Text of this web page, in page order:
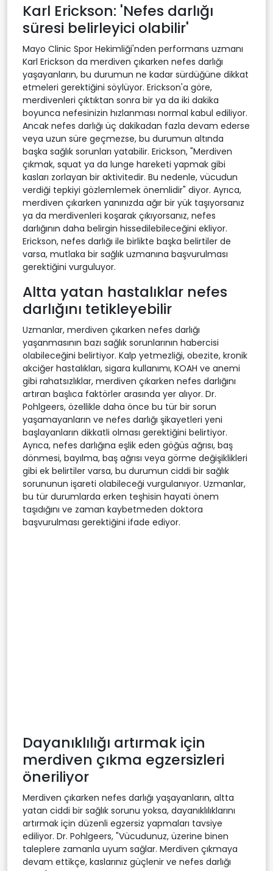
Karl Erickson: 'Nefes darlığı
süresi belirleyici olabilir'
Mayo Clinic Spor Hekimliği'nden performans uzmanı
Karl Erickson da merdiven çıkarken nefes darlığı
yaşayanların, bu durumun ne kadar sürdüğüne dikkat
etmeleri gerektiğini söylüyor. Erickson'a göre,
merdivenleri çıktıktan sonra bir ya da iki dakika
boyunca nefesinizin hızlanması normal kabul ediliyor.
Ancak nefes darlığı üç dakikadan fazla devam ederse
veya uzun süre geçmezse, bu durumun altında
başka sağlık sorunları yatabilir. Erickson, "Merdiven
çıkmak, squat ya da lunge hareketi yapmak gibi
kasları zorlayan bir aktivitedir. Bu nedenle, vücudun
verdiği tepkiyi gözlemlemek önemlidir" diyor. Ayrıca,
merdiven çıkarken yanınızda ağır bir yük taşıyorsanız
ya da merdivenleri koşarak çıkıyorsanız, nefes
darlığının daha belirgin hissedilebileceğini ekliyor.
Erickson, nefes darlığı ile birlikte başka belirtiler de
varsa, mutlaka bir sağlık uzmanına başvurulması
gerektiğini vurguluyor.
Altta yatan hastalıklar nefes
darlığını tetikleyebilir
Uzmanlar, merdiven çıkarken nefes darlığı
yaşanmasının bazı sağlık sorunlarının habercisi
olabileceğini belirtiyor. Kalp yetmezliği, obezite, kronik
akciğer hastalıkları, sigara kullanımı, KOAH ve anemi
gibi rahatsızlıklar, merdiven çıkarken nefes darlığını
artıran başlıca faktörler arasında yer alıyor. Dr.
Pohlgeers, özellikle daha önce bu tür bir sorun
yaşamayanların ve nefes darlığı şikayetleri yeni
başlayanların dikkatli olması gerektiğini belirtiyor.
Ayrıca, nefes darlığına eşlik eden göğüs ağrısı, baş
dönmesi, bayılma, baş ağrısı veya görme değişiklikleri
gibi ek belirtiler varsa, bu durumun ciddi bir sağlık
sorununun işareti olabileceği vurgulanıyor. Uzmanlar,
bu tür durumlarda erken teşhisin hayati önem
taşıdığını ve zaman kaybetmeden doktora
başvurulması gerektiğini ifade ediyor.
Dayanıklılığı artırmak için
merdiven çıkma egzersizleri
öneriliyor
Merdiven çıkarken nefes darlığı yaşayanların, altta
yatan ciddi bir sağlık sorunu yoksa, dayanıklılıklarını
artırmak için düzenli egzersiz yapmaları tavsiye
ediliyor. Dr. Pohlgeers, "Vücudunuz, üzerine binen
taleplere zamanla uyum sağlar. Merdiven çıkmaya
devam ettikçe, kaslarınız güçlenir ve nefes darlığı